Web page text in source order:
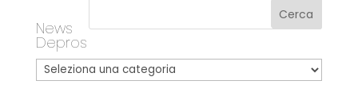
News
Depros